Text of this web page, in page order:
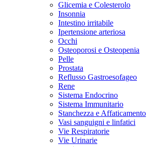
Glicemia e Colesterolo
Insonnia
Intestino irritabile
Ipertensione arteriosa
Occhi
Osteoporosi e Osteopenia
Pelle
Prostata
Reflusso Gastroesofageo
Rene
Sistema Endocrino
Sistema Immunitario
Stanchezza e Affaticamento
Vasi sanguigni e linfatici
Vie Respiratorie
Vie Urinarie